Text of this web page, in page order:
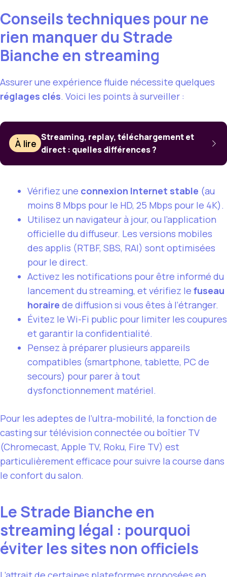
Conseils techniques pour ne
rien manquer du Strade
Bianche en streaming
Assurer une expérience fluide nécessite quelques
réglages clés. Voici les points à surveiller :
À lire
Streaming, replay, téléchargement et
direct : quelles différences ?
Vérifiez une connexion Internet stable (au
moins 8 Mbps pour le HD, 25 Mbps pour le 4K).
Utilisez un navigateur à jour, ou l’application
officielle du diffuseur. Les versions mobiles
des applis (RTBF, SBS, RAI) sont optimisées
pour le direct.
Activez les notifications pour être informé du
lancement du streaming, et vérifiez le fuseau
horaire de diffusion si vous êtes à l’étranger.
Évitez le Wi-Fi public pour limiter les coupures
et garantir la confidentialité.
Pensez à préparer plusieurs appareils
compatibles (smartphone, tablette, PC de
secours) pour parer à tout
dysfonctionnement matériel.
Pour les adeptes de l’ultra-mobilité, la fonction de
casting sur télévision connectée ou boîtier TV
(Chromecast, Apple TV, Roku, Fire TV) est
particulièrement efficace pour suivre la course dans
le confort du salon.
Le Strade Bianche en
streaming légal : pourquoi
éviter les sites non officiels